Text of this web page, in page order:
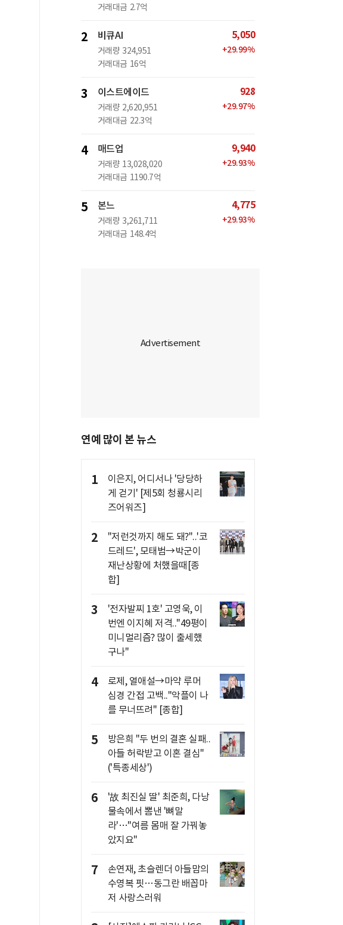
거래대금 2.7억
2 비큐AI
거래량 324,951
거래대금 16억
5,050
+29.99%
3 이스트에이드
거래량 2,620,951
거래대금 22.3억
928
+29.97%
4 매드업
거래량 13,028,020
거래대금 1190.7억
9,940
+29.93%
5 본느
거래량 3,261,711
거래대금 148.4억
4,775
+29.93%
연예 많이 본 뉴스
1
이은지, 어디서나 '당당하
게 걷기' [제5회 청룡시리
즈어워즈]
2
"저런것까지 해도 돼?"..'코
드레드', 모태범→박군이
재난상황에 처했을때[종
합]
3
'전자발찌 1호' 고영욱, 이
번엔 이지혜 저격.."49평이
미니멀리즘? 많이 출세했
구나"
4
로제, 열애설→마약 루머
심경 간접 고백.."악플이 나
를 무너뜨려" [종합]
5
방은희 "두 번의 결혼 실패..
아들 허락받고 이혼 결심"
('특종세상')
6
'故 최진실 딸' 최준희, 다낭
물속에서 뽐낸 '뼈말
라'…"여름 몸매 잘 가꿔놓
았지요"
7
손연재, 초슬렌더 아들맘의
수영복 핏…동그란 배꼽마
저 사랑스러워